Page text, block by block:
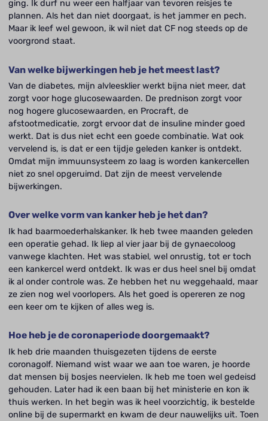
ging. Ik durf nu weer een halfjaar van tevoren reisjes te
plannen. Als het dan niet doorgaat, is het jammer en pech.
Maar ik leef wel gewoon, ik wil niet dat CF nog steeds op de
voorgrond staat.
Van welke bijwerkingen heb je het meest last?
Van de diabetes, mijn alvleesklier werkt bijna niet meer, dat
zorgt voor hoge glucosewaarden. De prednison zorgt voor
nog hogere glucosewaarden, en Procraft, de
afstootmedicatie, zorgt ervoor dat de insuline minder goed
werkt. Dat is dus niet echt een goede combinatie. Wat ook
vervelend is, is dat er een tijdje geleden kanker is ontdekt.
Omdat mijn immuunsysteem zo laag is worden kankercellen
niet zo snel opgeruimd. Dat zijn de meest vervelende
bijwerkingen.
Over welke vorm van kanker heb je het dan?
Ik had baarmoederhalskanker. Ik heb twee maanden geleden
een operatie gehad. Ik liep al vier jaar bij de gynaecoloog
vanwege klachten. Het was stabiel, wel onrustig, tot er toch
een kankercel werd ontdekt. Ik was er dus heel snel bij omdat
ik al onder controle was. Ze hebben het nu weggehaald, maar
ze zien nog wel voorlopers. Als het goed is opereren ze nog
een keer om te kijken of alles weg is.
Hoe heb je de coronaperiode doorgemaakt?
Ik heb drie maanden thuisgezeten tijdens de eerste
coronagolf. Niemand wist waar we aan toe waren, je hoorde
dat mensen bij bosjes neervielen. Ik heb me toen wel gedeisd
gehouden. Later had ik een baan bij het ministerie en kon ik
thuis werken. In het begin was ik heel voorzichtig, ik bestelde
online bij de supermarkt en kwam de deur nauwelijks uit. Toen